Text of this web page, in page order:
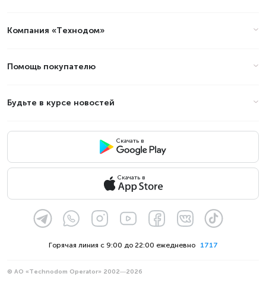
Компания «Технодом»
Помощь покупателю
Будьте в курсе новостей
Скачать в
Скачать в
1717
Горячая линия с 9:00 до 22:00 ежедневно
© АО «Technodom Operator» 2002—2026